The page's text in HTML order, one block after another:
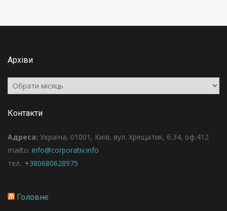
Архіви
Архіви
Контакти
Адреса: Україна, 01001, Київ, вул. Хрещатик, б.34, оф.412
mailto: info@corporativ.info
тел.: +380680628975
Головне